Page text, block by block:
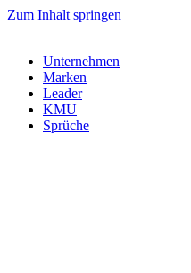
Zum Inhalt springen
Unternehmen
Marken
Leader
KMU
Sprüche